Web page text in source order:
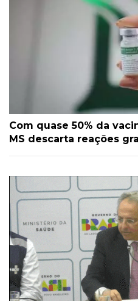
Com quase 50% da
MS descarta reações